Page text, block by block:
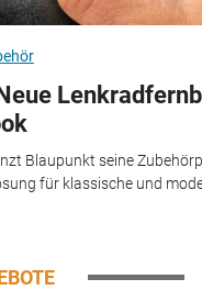
Blaupunkt seine
für klassische und